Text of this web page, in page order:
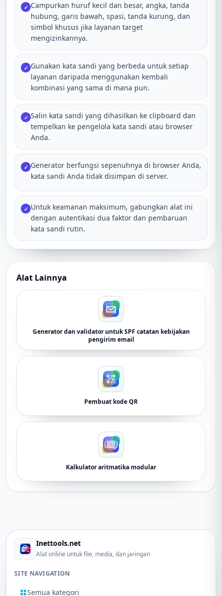
✓ Campurkan huruf kecil dan besar, angka, tanda
hubung, garis bawah, spasi, tanda kurung, dan
simbol khusus jika layanan target
mengizinkannya.
✓ Gunakan kata sandi yang berbeda untuk setiap
layanan daripada menggunakan kembali
kombinasi yang sama di mana pun.
✓ Salin kata sandi yang dihasilkan ke clipboard dan
tempelkan ke pengelola kata sandi atau browser
Anda.
✓ Generator berfungsi sepenuhnya di browser Anda,
kata sandi Anda tidak disimpan di server.
✓ Untuk keamanan maksimum, gabungkan alat ini
dengan autentikasi dua faktor dan pembaruan
kata sandi rutin.
Alat Lainnya
Generator dan validator untuk SPF catatan kebijakan
pengirim email
Pembuat kode QR
Kalkulator aritmatika modular
Inettools.net
Alat online untuk file, media, dan jaringan
SITE NAVIGATION
Semua kategori